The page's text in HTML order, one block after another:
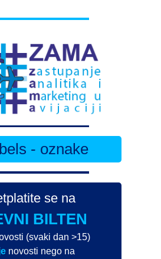
- oznake
se na
BILTEN
(svaki dan >15)
novosti nego na